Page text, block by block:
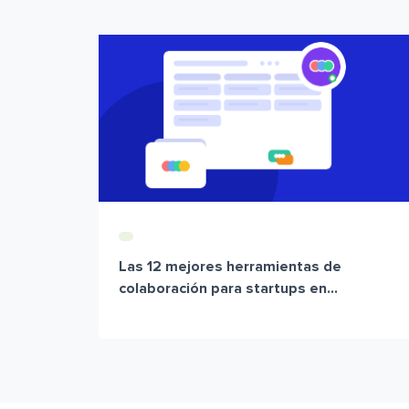
Las 12 mejores herramientas de
colaboración para startups en...